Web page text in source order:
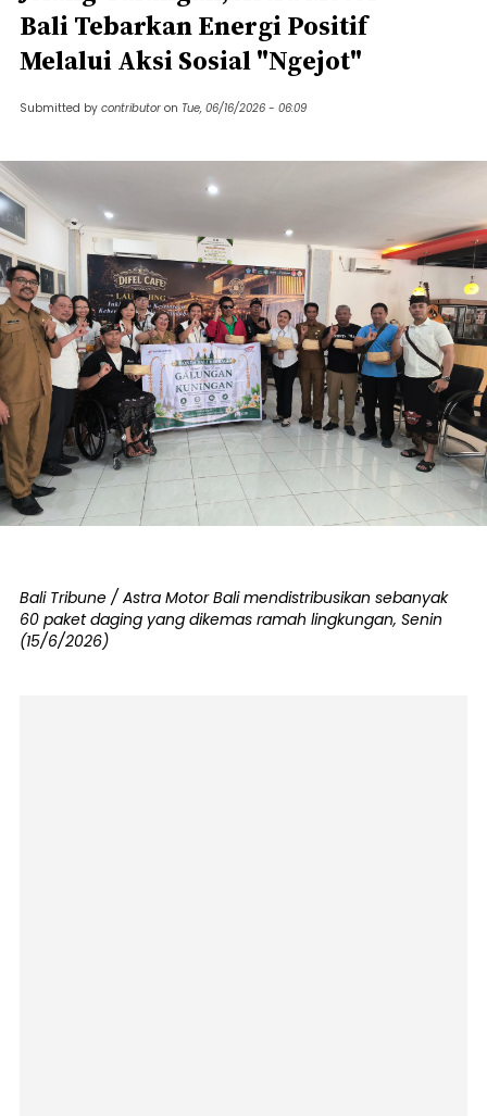
Bali Tebarkan Energi Positif
Melalui Aksi Sosial "Ngejot"
Submitted by contributor on Tue, 06/16/2026 - 06:09
Bali Tribune / Astra Motor Bali mendistribusikan sebanyak
60 paket daging yang dikemas ramah lingkungan, Senin
(15/6/2026)